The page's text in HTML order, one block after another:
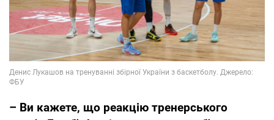
– Ви кажете, що реакцію тренерського